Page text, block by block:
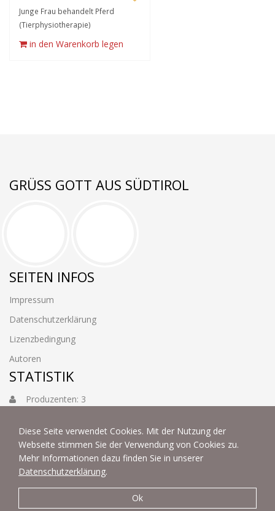
Diese Seite verwendet Cookies. Mit der Nutzung der
Webseite stimmen Sie der Verwendung von Cookies zu.
Mehr Informationen dazu finden Sie in unserer
Datenschutzerklärung.
Ok
Junge Frau behandelt Pferd
(Tierphysiotherapie)
in den Warenkorb legen
GRÜSS GOTT AUS SÜDTIROL
SEITEN INFOS
Impressum
Datenschutzerklärung
Lizenzbedingung
Autoren
STATISTIK
Produzenten: 3
© 2022 | fotoart by Thommy & Sabine Weiss - Alle Rechte